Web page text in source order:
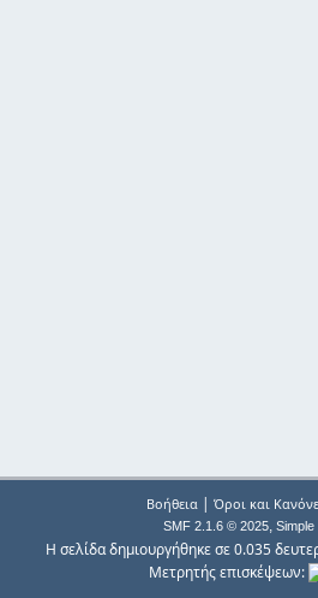
Βοήθεια| Όροι και
SMF 2.1.6 © 2025, Simple
Η σελίδα δημιουργήθηκε σε 0.035
Μετρητής επισκέψεων: